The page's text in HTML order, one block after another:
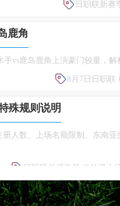
日职联新赛
鹿角
vs鹿岛鹿角上演豪门较量，解
8月7日日职联
殊规则说明
人数、上场名额限制、东南
日职联外援政策 J1外援上
遭帕尔马拒绝